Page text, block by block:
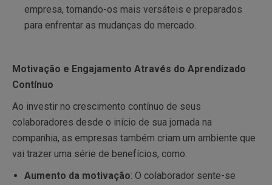
empresa, tornando-os mais versáteis e preparados
para enfrentar as mudanças do mercado.
Motivação e Engajamento Através do Aprendizado
Contínuo
Ao investir no crescimento contínuo de seus
colaboradores desde o início de sua jornada na
companhia, as empresas também criam um ambiente que
vai trazer uma série de benefícios, como:
Aumento da motivação: O colaborador sente-se